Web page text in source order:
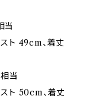
当
ト 49cm、着丈
当
ト 50cm、着丈